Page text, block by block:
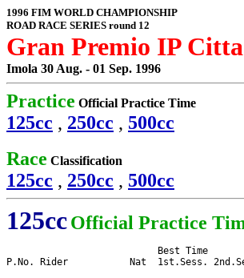
1996 FIM WORLD CHAMPIONSHIP
ROAD RACE SERIES round 12
Gran Premio IP
Imola 30 Aug. - 01 Sep. 1996
Practice Official Practice Time
125cc , 250cc , 500cc
Race Classification
125cc , 250cc , 500cc
125ccOfficial Practice
                           Best Time
P.No. Rider           Nat  1st.Sess.